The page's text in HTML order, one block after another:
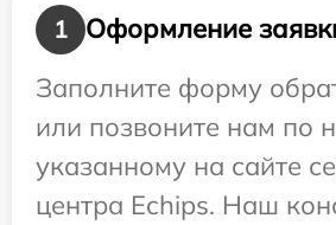
1
Оформление
Заполните форму
или позвоните нам по
указанному на сайте
центра Echips. Наш